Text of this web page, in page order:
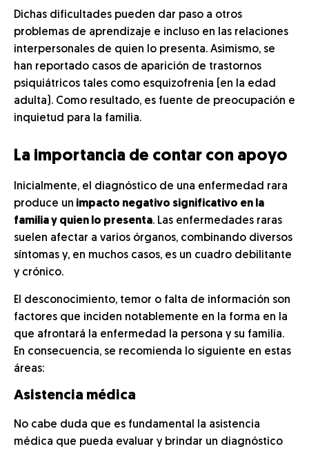
Dichas dificultades pueden dar paso a otros
problemas de aprendizaje e incluso en las relaciones
interpersonales de quien lo presenta. Asimismo, se
han reportado casos de aparición de trastornos
psiquiátricos tales como esquizofrenia (en la edad
adulta). Como resultado, es fuente de preocupación e
inquietud para la familia.
La importancia de contar con apoyo
Inicialmente, el diagnóstico de una enfermedad rara
produce un impacto negativo significativo en la
familia y quien lo presenta. Las enfermedades raras
suelen afectar a varios órganos, combinando diversos
síntomas y, en muchos casos, es un cuadro debilitante
y crónico.
El desconocimiento, temor o falta de información son
factores que inciden notablemente en la forma en la
que afrontará la enfermedad la persona y su familia.
En consecuencia, se recomienda lo siguiente en estas
áreas:
Asistencia médica
No cabe duda que es fundamental la asistencia
médica que pueda evaluar y brindar un diagnóstico